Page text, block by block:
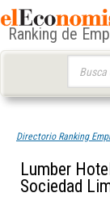
Ranking de
Directorio Ranking
Lumber
Sociedad